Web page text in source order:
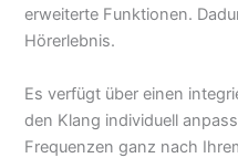
erweiterte Funktionen.
Hörerlebnis.
Es verfügt über einen
den Klang individuell
Frequenzen ganz nach